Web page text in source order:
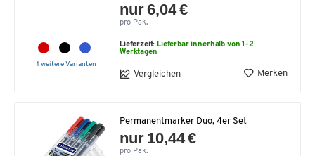
1 weitere Varianten
nur 6,04 €
pro Pak.
Lieferzeit: Lieferbar innerhalb von 1-2
Werktagen
Vergleichen Merken
Permanentmarker Duo, 4er Set
nur 10,44 €
pro Pak.